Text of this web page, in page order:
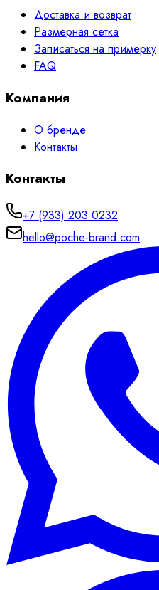
Доставка и возврат
Размерная сетка
Записаться на примерку
FAQ
Компания
О бренде
Контакты
Контакты
+7 (933) 203 0232
hello@poche-brand.com